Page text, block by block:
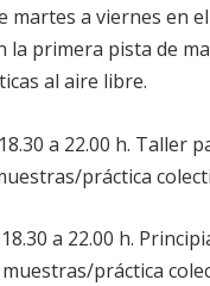
martes a viernes en
la primera pista de
al aire libre.
a 22.00 h. Taller
práctica
a 22.00 h.
práctica